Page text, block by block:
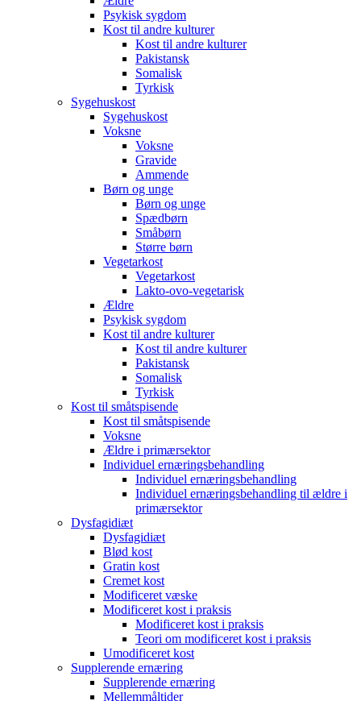
Psykisk sygdom
Kost til andre kulturer
Kost til andre kulturer
Pakistansk
Somalisk
Tyrkisk
Sygehuskost
Sygehuskost
Voksne
Voksne
Gravide
Ammende
Børn og unge
Børn og unge
Spædbørn
Småbørn
Større børn
Vegetarkost
Vegetarkost
Lakto-ovo-vegetarisk
Ældre
Psykisk sygdom
Kost til andre kulturer
Kost til andre kulturer
Pakistansk
Somalisk
Tyrkisk
Kost til småtspisende
Kost til småtspisende
Voksne
Ældre i primærsektor
Individuel ernæringsbehandling
Individuel ernæringsbehandling
Individuel ernæringsbehandling til ældre i
primærsektor
Dysfagidiæt
Dysfagidiæt
Blød kost
Gratin kost
Cremet kost
Modificeret væske
Modificeret kost i praksis
Modificeret kost i praksis
Teori om modificeret kost i praksis
Umodificeret kost
Supplerende ernæring
Supplerende ernæring
Mellemmåltider